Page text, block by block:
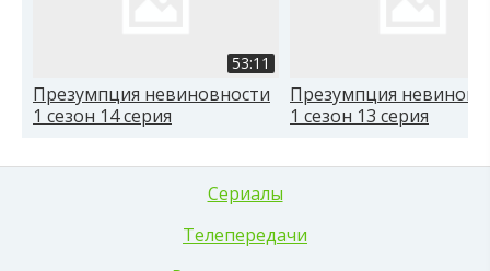
53:11
Презумпция невиновности
1 сезон 14 серия
Презумпция
1 сезон 13 серия
Сериалы
Телепередачи